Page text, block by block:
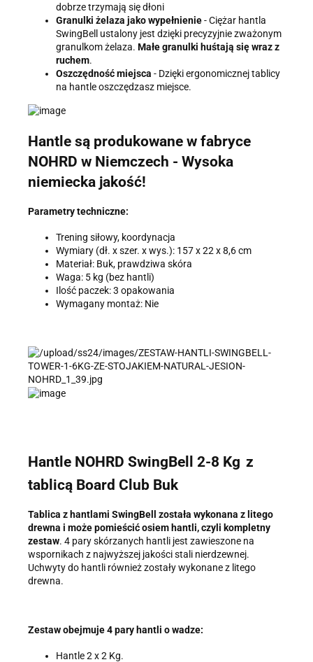
dobrze trzymają się dłoni
Granulki żelaza jako wypełnienie- Ciężar hantla
SwingBell ustalony jest dzięki precyzyjnie zważonym
granulkom żelaza. Małe granulki huśtają się wraz z
ruchem.
Oszczędność miejsca - Dzięki ergonomicznej tablicy
na hantle oszczędzasz miejsce.
Hantle są produkowane w fabryce
NOHRD w Niemczech - Wysoka
niemiecka jakość!
Parametry techniczne:
Trening siłowy, koordynacja
Wymiary (dł. x szer. x wys.): 157 x 22 x 8,6 cm
Materiał: Buk, prawdziwa skóra
Waga: 5 kg (bez hantli)
Ilość paczek: 3 opakowania
Wymagany montaż: Nie
Hantle NOHRD SwingBell 2-8 Kg z
tablicą Board Club Buk
Tablica z hantlami SwingBell została wykonana z litego
drewna i może pomieścić osiem hantli, czyli kompletny
zestaw. 4 pary skórzanych hantli jest zawieszone na
wspornikach z najwyższej jakości stali nierdzewnej.
Uchwyty do hantli również zostały wykonane z litego
drewna.
Zestaw obejmuje 4 pary hantli o wadze:
Hantle 2 x 2 Kg.